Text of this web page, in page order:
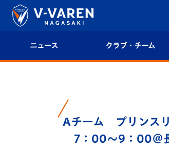
ニュース クラブ・チーム
クラブ概要
Aチーム プリンス
7：00～9：00＠